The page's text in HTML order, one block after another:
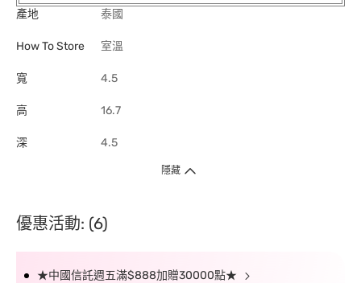
產地
泰國
How To Store 室溫
寬 4.5
高 16.7
深 4.5
隱藏
優惠活動: (6)
★中國信託週五滿$888加贈30000點★